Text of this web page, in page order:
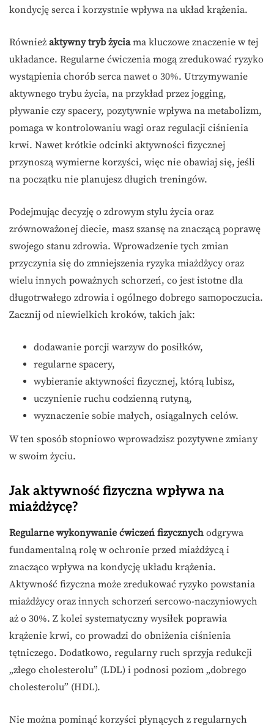
kondycję serca i korzystnie wpływa na układ krążenia.
Również aktywny tryb życiama kluczowe znaczenie w tej
układance. Regularne ćwiczenia mogą zredukować ryzyko
wystąpienia chorób serca nawet o 30%. Utrzymywanie
aktywnego trybu życia, na przykład przez jogging,
pływanie czy spacery, pozytywnie wpływa na metabolizm,
pomaga w kontrolowaniu wagi oraz regulacji ciśnienia
krwi. Nawet krótkie odcinki aktywności fizycznej
przynoszą wymierne korzyści, więc nie obawiaj się, jeśli
na początku nie planujesz długich treningów.
Podejmując decyzję o zdrowym stylu życia oraz
zrównoważonej diecie, masz szansę na znaczącą poprawę
swojego stanu zdrowia. Wprowadzenie tych zmian
przyczynia się do zmniejszenia ryzyka miażdżycy oraz
wielu innych poważnych schorzeń, co jest istotne dla
długotrwałego zdrowia i ogólnego dobrego samopoczucia.
Zacznij od niewielkich kroków, takich jak:
dodawanie porcji warzyw do posiłków,
regularne spacery,
wybieranie aktywności fizycznej, którą lubisz,
uczynienie ruchu codzienną rutyną,
wyznaczenie sobie małych, osiągalnych celów.
W ten sposób stopniowo wprowadzisz pozytywne zmiany
w swoim życiu.
Jak aktywność fizyczna wpływa na
miażdżycę?
Regularne wykonywanie ćwiczeń fizycznych odgrywa
fundamentalną rolę w ochronie przed miażdżycą i
znacząco wpływa na kondycję układu krążenia.
Aktywność fizyczna może zredukować ryzyko powstania
miażdżycy oraz innych schorzeń sercowo-naczyniowych
aż o 30%. Z kolei systematyczny wysiłek poprawia
krążenie krwi, co prowadzi do obniżenia ciśnienia
tętniczego. Dodatkowo, regularny ruch sprzyja redukcji
„złego cholesterolu” (LDL) i podnosi poziom „dobrego
cholesterolu” (HDL).
Nie można pominąć korzyści płynących z regularnych